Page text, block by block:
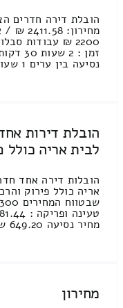
הובלת דירה חדרים
נסיעה בין ערים 1 שעות , 8 דקות [...]
הובלת דירות
לבית אריה כולל
הובלות דירה אחד
מחיר נסיעה 649.20 שקל / זמן נסיעה בין ערים [...]
מחירון